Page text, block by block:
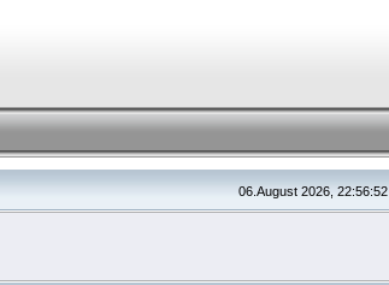
06.August 2026, 22:56:52